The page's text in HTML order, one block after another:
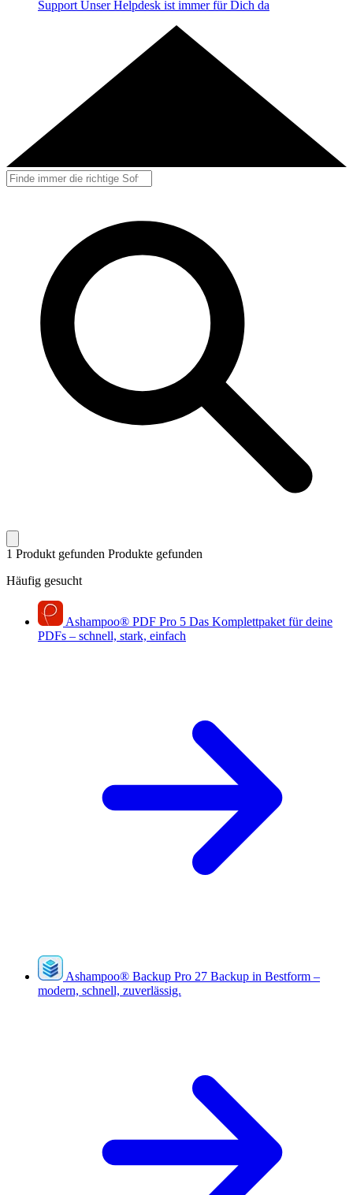
Support Unser Helpdesk ist immer für Dich da
1 Produkt gefunden Produkte gefunden
Häufig gesucht
Ashampoo® PDF Pro 5 Das Komplettpaket für deine
PDFs – schnell, stark, einfach
Ashampoo® Backup Pro 27 Backup in Bestform –
modern, schnell, zuverlässig.